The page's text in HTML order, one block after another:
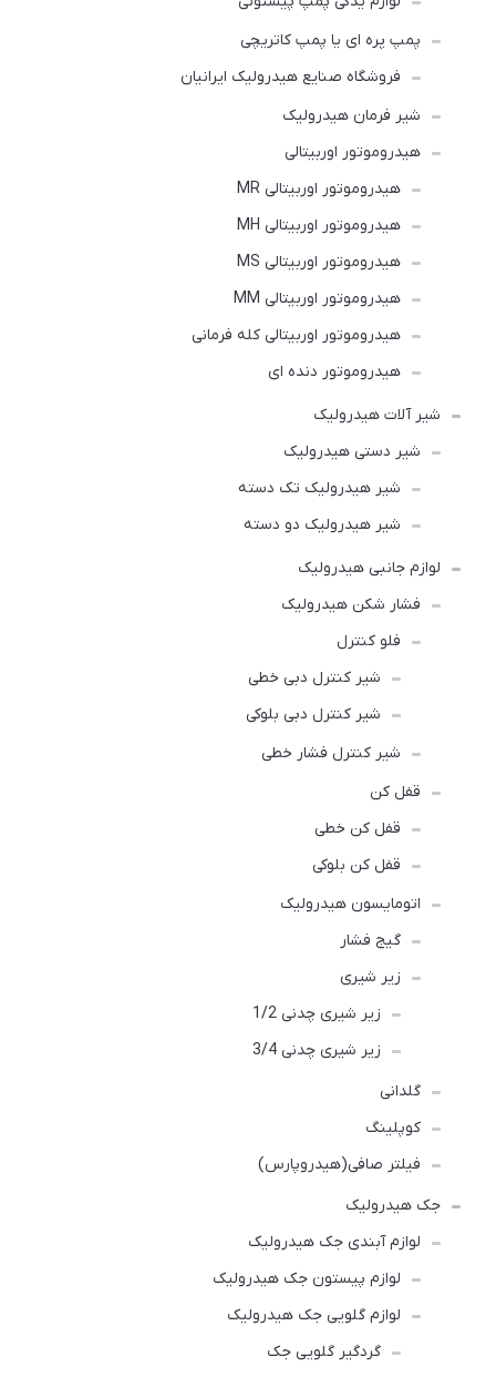
پمپ پره ای یا پمپ کاتریچی
فروشگاه صنایع هیدرولیک ایرانیان
شیر فرمان هیدرولیک
هیدروموتور اوربیتالی
هیدروموتور اوربیتالی MR
هیدروموتور اوربیتالی MH
هیدروموتور اوربیتالی MS
هیدروموتور اوربیتالی MM
هیدروموتور اوربیتالی کله فرمانی
هیدروموتور دنده ای
شیر آلات هیدرولیک
شیر دستی هیدرولیک
شیر هیدرولیک تک دسته
شیر هیدرولیک دو دسته
لوازم جانبی هیدرولیک
فشار شکن هیدرولیک
فلو کنترل
شیر کنترل دبی خطی
شیر کنترل دبی بلوکی
شیر کنترل فشار خطی
قفل کن
قفل کن خطی
قفل کن بلوکی
اتومایسون هیدرولیک
گیج فشار
زیر شیری
زیر شیری چدنی 1/2
زیر شیری چدنی 3/4
گلدانی
کوپلینگ
فیلتر صافی(هیدروپارس)
جک هیدرولیک
لوازم آبندی جک هیدرولیک
لوازم پیستون جک هیدرولیک
لوازم گلویی جک هیدرولیک
گردگیر گلویی جک